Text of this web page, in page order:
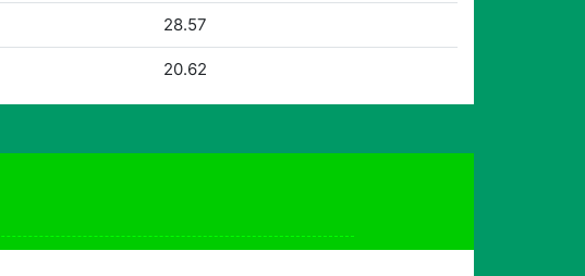
28.57
20.62